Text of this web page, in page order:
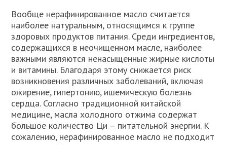
Вообще нерафинированное масло считается
наиболее натуральным, относящимся к группе
здоровых продуктов питания. Среди ингредиентов,
содержащихся в неочищенном масле, наиболее
важными являются ненасыщенные жирные кислоты
и витамины. Благодаря этому снижается риск
возникновения различных заболеваний, включая
ожирение, гипертонию, ишемическую болезнь
сердца. Согласно традиционной китайской
медицине, масла холодного отжима содержат
большое количество Ци – питательной энергии. К
сожалению, нерафинированное масло не подходит